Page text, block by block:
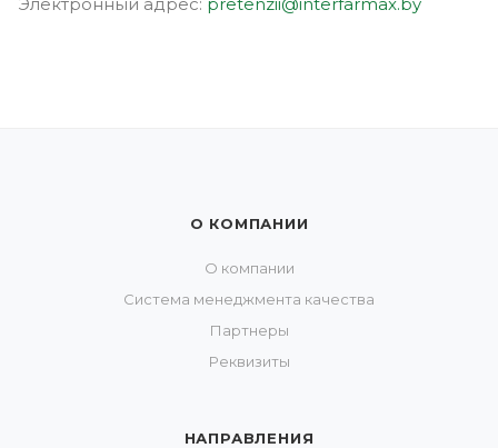
О КОМПАНИИ
О компании
Система менеджмента качества
Партнеры
Реквизиты
НАПРАВЛЕНИЯ